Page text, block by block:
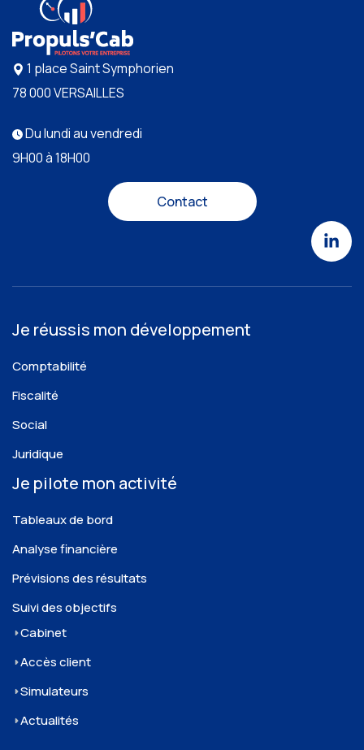
1 place Saint Symphorien
78 000 VERSAILLES
Du lundi au vendredi
9H00 à 18H00
Contact
Je réussis mon développement
Comptabilité
Fiscalité
Social
Juridique
Je pilote mon activité
Tableaux de bord
Analyse financière
Prévisions des résultats
Suivi des objectifs
Cabinet
Accès client
Simulateurs
Actualités